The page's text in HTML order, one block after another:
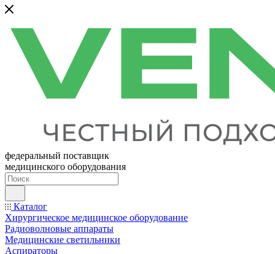
федеральный поставщик
медицинского оборудования
Каталог
Хирургическое медицинское оборудование
Радиоволновые аппараты
Медицинские светильники
Аспираторы